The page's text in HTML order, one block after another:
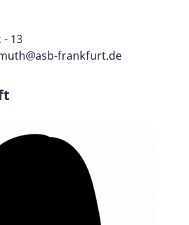
13
frankfurt.de